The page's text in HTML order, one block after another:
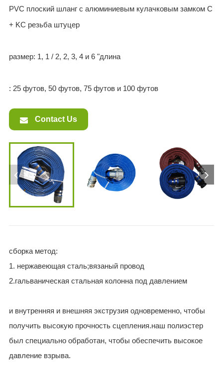
PVC плоский шланг с алюминиевым кулачковым замком C
+ KC резьба штуцер
размер: 1, 1 / 2, 2, 3, 4 и 6 "длина
: 25 футов, 50 футов, 75 футов и 100 футов
Contact Us
сборка метод:
1. нержавеющая сталь;вязаный провод
2.гальваническая стальная колонна под давлением
и внутренняя и внешняя экструзия одновременно, чтобы
получить высокую прочность сцепления.наш полиэстер
был специально обработан, чтобы обеспечить высокое
давление взрыва.